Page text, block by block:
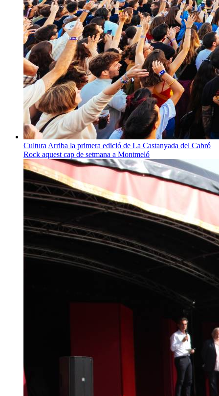
Cultura Arriba la primera edició de La Castanyada del Cabró
Rock aquest cap de setmana a Montmeló